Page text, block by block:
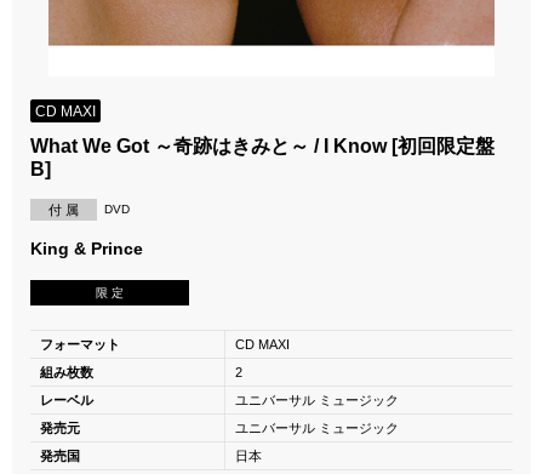
CD MAXI
What We Got ～奇跡はきみと～ / I Know [初回限定盤
B]
付 属 DVD
King & Prince
限 定
フォーマット
CD MAXI
組み枚数
2
レーベル
ユニバーサル ミュージック
発売元
ユニバーサル ミュージック
発売国
日本